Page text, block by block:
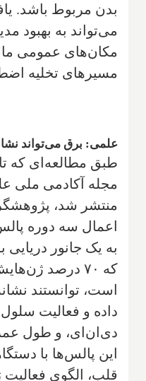
بدن مربوط باشد.
می‌تواند به بهبود
مکان‌های عمومی
مسیرهای تخلیه
علمی: برق می‌تواند
منتشر شد،
اعمال سه دوره
به یک جانور دریایی
که ۷۰ درصد
است، توانستند
داده و فعالیت
دی‌ان‌ای، و طول
این پالس‌ها با
قلب، الگوی فعالیت